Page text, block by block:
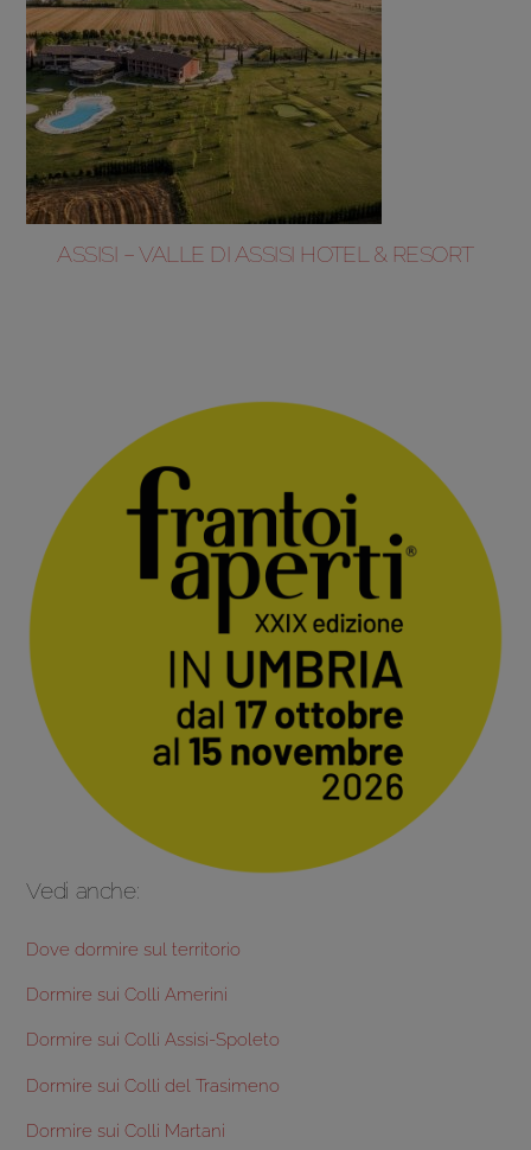
ASSISI – VALLE DI ASSISI HOTEL & RESORT
Vedi anche:
Dove dormire sul territorio
Dormire sui Colli Amerini
Dormire sui Colli Assisi-Spoleto
Dormire sui Colli del Trasimeno
Dormire sui Colli Martani